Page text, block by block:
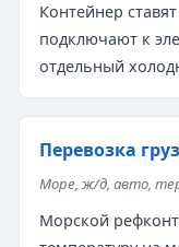
Контейнер
подключают к
отдельный
Перевозка
Море, ж/д, авто,
Морской